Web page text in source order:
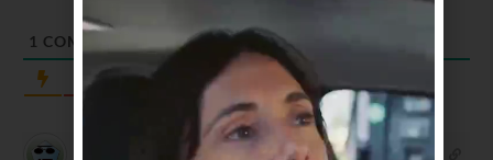
1 COMENTARIO
Más reciente
César Peñalver